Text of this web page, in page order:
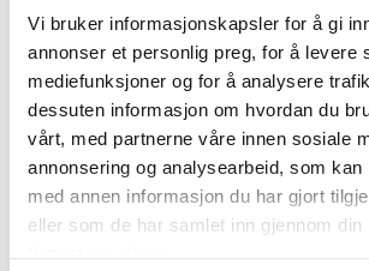
Vi bruker informasjonskapsler for å gi
annonser et personlig preg, for å levere
mediefunksjoner og for å analysere
dessuten informasjon om hvordan du
vårt, med partnerne våre innen sosiale
annonsering og analysearbeid, som kan
med annen informasjon du har gjort
eller som de har samlet inn gjennom din